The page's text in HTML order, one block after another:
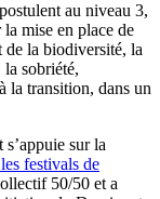
au niveau 3,
mise en place de
de la biodiversité, la
sobriété,
la transition, dans un
sur la
festivals de
50/50 et a